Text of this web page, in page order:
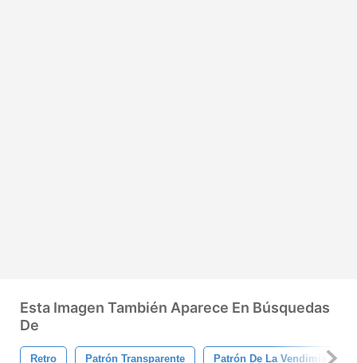
Esta Imagen También Aparece En Búsquedas
De
Retro Patrón Transparente Patrón De La Vendimia